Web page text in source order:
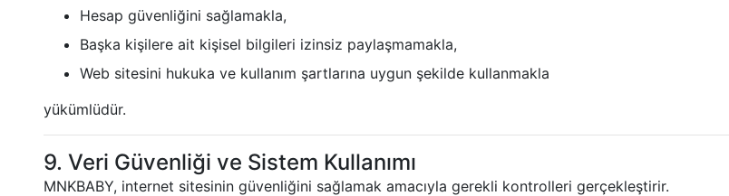
Hesap güvenliğini sağlamakla,
Başka kişilere ait kişisel bilgileri izinsiz paylaşmamakla,
Web sitesini hukuka ve kullanım şartlarına uygun şekilde kullanmakla
yükümlüdür.
9. Veri Güvenliği ve Sistem Kullanımı
MNKBABY, internet sitesinin güvenliğini sağlamak amacıyla gerekli kontrolleri gerçekleştirir.